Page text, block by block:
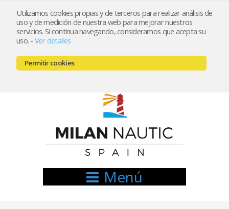
Utilizamos cookies propias y de terceros para realizar análisis de
uso y de medición de nuestra web para mejorar nuestros
servicios. Si continua navegando, consideramos que acepta su
uso. - Ver detalles
Permitir cookies
Registrarse Mi cuenta
666521122 // 654999333
Menú